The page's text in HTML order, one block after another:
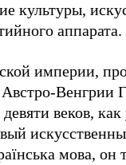
культуры,
аппарата.
империи,
Венгрии
веков,
мова, он